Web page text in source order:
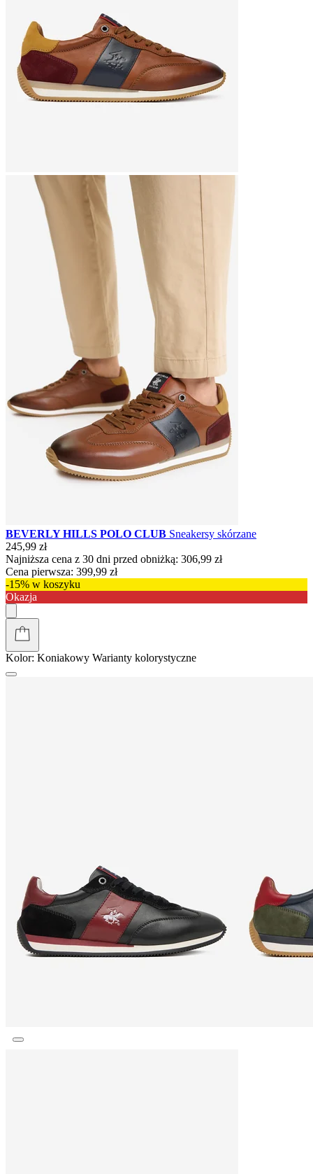
BEVERLY HILLS POLO CLUB Sneakersy skórzane
245,99 zł
Najniższa cena z 30 dni przed obniżką: 306,99 zł
Cena pierwsza: 399,99 zł
-15% w koszyku
Okazja
Kolor: Koniakowy Warianty kolorystyczne